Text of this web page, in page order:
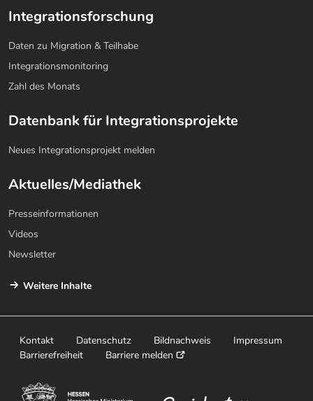
Integrationsforschung
Daten zu Migration & Teilhabe
Integrationsmonitoring
Zahl des Monats
Datenbank für Integrationsprojekte
Neues Integrationsprojekt melden
Aktuelles/Mediathek
Presseinformationen
Videos
Newsletter
Weitere Inhalte
Kontakt Datenschutz Bildnachweis
Impressum
Barrierefreiheit
Barriere melden